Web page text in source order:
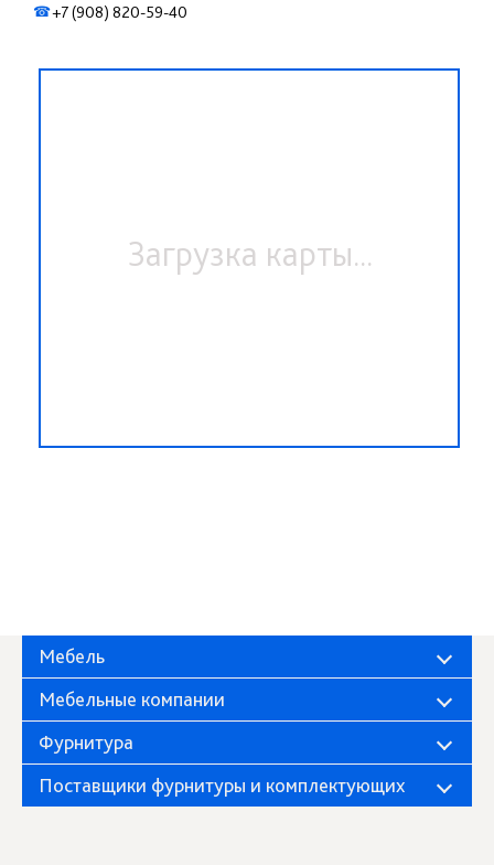
☎+7 (908) 820-59-40
Загрузка карты...
Мебель
Мебельные компании
Фурнитура
Поставщики фурнитуры и комплектующих